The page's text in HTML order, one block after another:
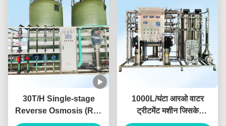
30T/H Single-stage
Reverse Osmosis (RO)
Pure Water System For
1000L/घंटा आरओ वाटर
ट्रीटमेंट मशीन जिसके
कंडक्टिविटी < 10μs/cm है